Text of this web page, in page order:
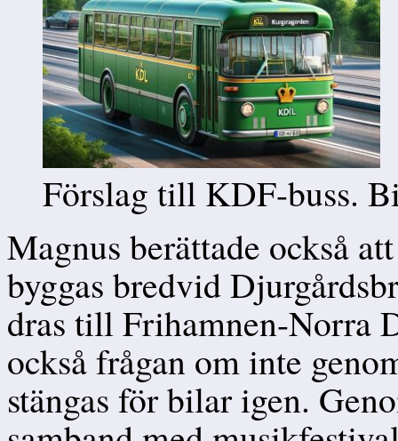
Förslag till KDF-buss.
Magnus berättade också
byggas bredvid
dras till Frihamnen-Norra
också frågan om inte
stängas för bilar igen.